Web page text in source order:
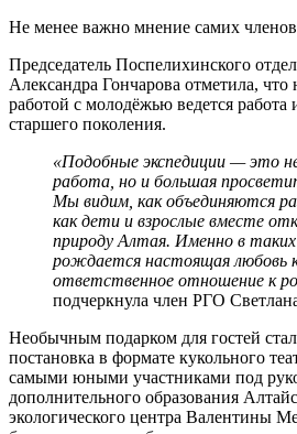
Не менее важно мнение самих
Председатель Поспелихинского
Александра Гончарова отметила, что
работой с молодёжью ведется работа
старшего поколения.
«Подобные экспедиции — это
работа, но и большая
Мы видим, как объединяются
как дети и взрослые вместе
природу Алтая. Именно в
рождается настоящая любовь
ответственное отношение к
подчеркнула член РГО
Необычным подарком для гостей
постановка в формате кукольного
самыми юными участниками под
дополнительного образования
экологического центра Валентины